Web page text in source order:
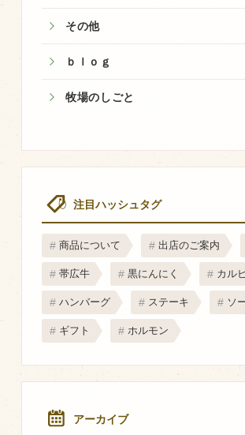
その他
ｂｌｏｇ
牧場のしごと
注目ハッシュタグ
商品について 出店のご案内
帯広牛 黒にんにく カル
ハンバーグ ステーキ ソ
ギフト ホルモン
アーカイブ
販売店
飲食店
その他
マップから探す
法人のお客様
Facebook
Twitter
LINE公式アカウント
Instagram
RSS フィード